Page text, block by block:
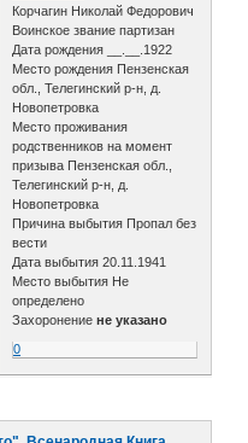
Корчагин Николай Федорович
Воинское звание партизан
Дата рождения __.__.1922
Место рождения Пензенская
обл., Телегинский р-н, д.
Новопетровка
Место проживания
родственников на момент
призыва Пензенская обл.,
Телегинский р-н, д.
Новопетровка
Причина выбытия Пропал без
вести
Дата выбытия 20.11.1941
Место выбытия Не
определено
Захоронениене указано
0